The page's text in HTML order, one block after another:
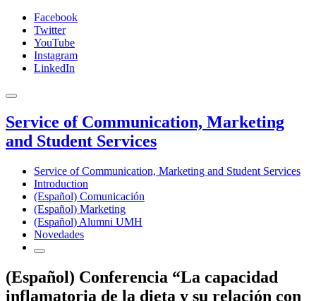
Facebook
Twitter
YouTube
Instagram
LinkedIn
Service of Communication, Marketing
and Student Services
Service of Communication, Marketing and Student Services
Introduction
(Español) Comunicación
(Español) Marketing
(Español) Alumni UMH
Novedades
(Español) Conferencia “La capacidad
inflamatoria de la dieta y su relación con